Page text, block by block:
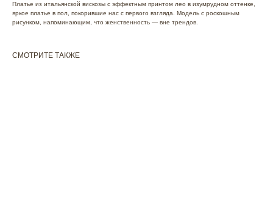
Платье из итальянской вискозы с эффектным принтом лео в изумрудном оттенке,
яркое платье в пол, покорившие нас с первого взгляда. Модель с роскошным
рисунком, напоминающим, что женственность — вне трендов.
СМОТРИТЕ ТАКЖЕ